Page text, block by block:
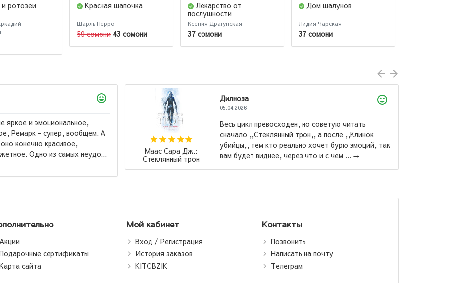
ротозеи Красная шапочка
Шарль Перро
59 сомони 43 сомони
Лекарство от
послушности
Ксения Драгунская
37 сомони
Дом шалунов
Лидия Чарская
37 сомони
яркое и эмоциональное,
Ремарк - супер, вообщем. А
конечно красивое,
Одно из самых неудо...
Маас Сара Дж.:
Стеклянный трон
Дилноза
05.04.2026
Весь цикл превосходен, но советую читать
сначало ,,Стеклянный трон,, а после ,,Клинок
убийцы,, тем кто реально хочет бурю эмоций, так
вам будет виднее, через что и с чем ... →
Акции
Подарочные сертификаты
Карта сайта
Мой кабинет
Вход / Регистрация
История заказов
KITOBZIK
Контакты
Позвонить
Написать на почту
Телеграм